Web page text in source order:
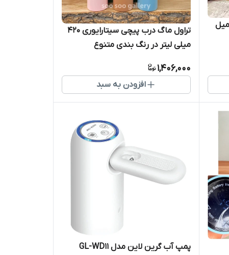
تراول ماگ درب پیچی سیتارایوری 420
میلی لیتر در رنگ بندی متنوع
1,406,000
افزودن به سبد
پمپ آب گرین لاین مدل GL-WD11